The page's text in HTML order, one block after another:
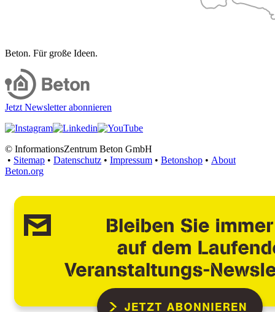
Beton. Für große Ideen.
Jetzt Newsletter abonnieren
© InformationsZentrum Beton GmbH
• Sitemap • Datenschutz • Impressum • Betonshop • About
Beton.org